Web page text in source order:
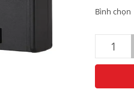
Bình chọn